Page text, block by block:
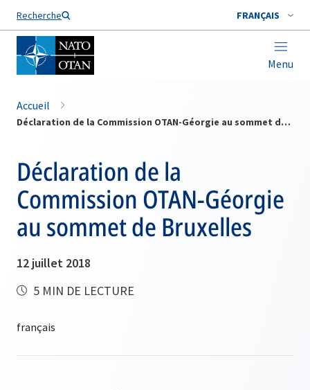
Recherche FRANÇAIS
Menu
Nom de famille*
Accueil
Déclaration de la Commission OTAN-Géorgie au sommet de Bruxelles
Déclaration de la
Commission OTAN-Géorgie
au sommet de Bruxelles
12 juillet 2018
5 MIN DE LECTURE